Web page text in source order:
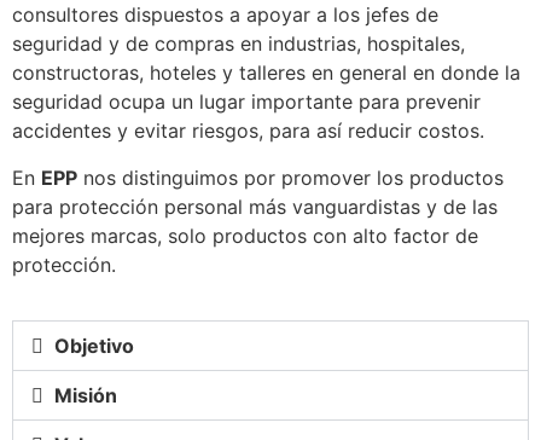
consultores dispuestos a apoyar a los jefes de
seguridad y de compras en industrias, hospitales,
constructoras, hoteles y talleres en general en donde la
seguridad ocupa un lugar importante para prevenir
accidentes y evitar riesgos, para así reducir costos.
En EPP nos distinguimos por promover los productos
para protección personal más vanguardistas y de las
mejores marcas, solo productos con alto factor de
protección.
Objetivo
Misión